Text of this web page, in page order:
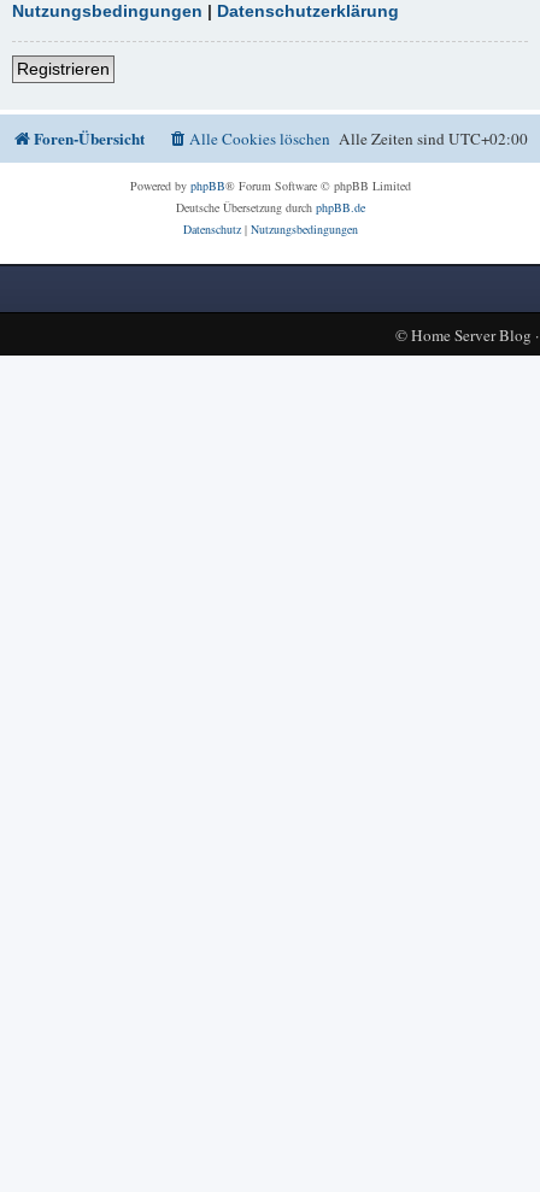
Nutzungsbedingungen | Datenschutzerklärung
Registrieren
Foren-Übersicht Alle Zeiten sindUTC+02:00
Alle Cookies löschen
Powered by phpBB® Forum Software © phpBB Limited
Deutsche Übersetzung durch phpBB.de
Datenschutz| Nutzungsbedingungen
©Home Server Blog